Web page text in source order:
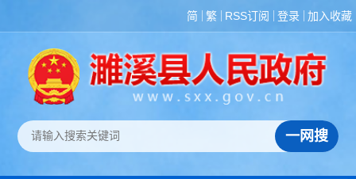
简 繁 RSS订阅 登录 加入收藏